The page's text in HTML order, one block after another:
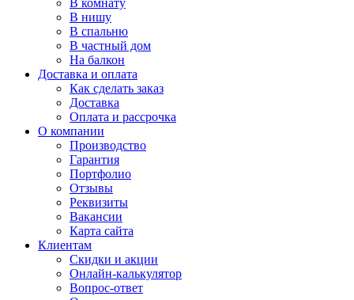
В комнату
В нишу
В спальню
В частный дом
На балкон
Доставка и оплата
Как сделать заказ
Доставка
Оплата и рассрочка
О компании
Производство
Гарантия
Портфолио
Отзывы
Реквизиты
Вакансии
Карта сайта
Клиентам
Скидки и акции
Онлайн-калькулятор
Вопрос-ответ